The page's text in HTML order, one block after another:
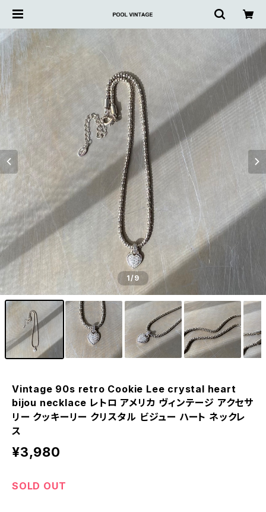
1/9
Vintage 90s retro Cookie Lee crystal heart
bijou necklace レトロ アメリカ ヴィンテージ アクセサ
リー クッキーリー クリスタル ビジュー ハート ネックレ
ス
¥3,980
SOLD OUT